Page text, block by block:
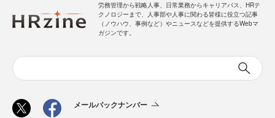
労務管理から戦略人事、日常業務からキャリアパス、HRテ
クノロジーまで、人事部や人事に関わる皆様に役立つ記事
（ノウハウ、事例など）やニュースなどを提供するWebマ
ガジンです。
メールバックナンバー